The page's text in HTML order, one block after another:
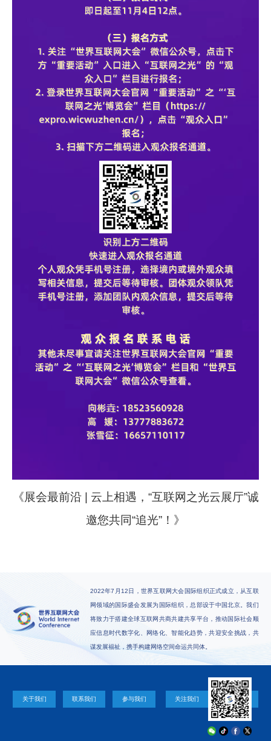
《展会最前沿 | 云上相遇，“互联网之光云展厅”诚
邀您共同“追光”！》
2022年7月12日，世界互联网大会国际组织正式成立，从互联
网领域的国际盛会发展为国际组织，总部设于中国北京。我们
将致力于搭建全球互联网共商共建共享平台，推动国际社会顺
应信息时代数字化、网络化、智能化趋势，共迎安全挑战，共
谋发展福祉，携手构建网络空间命运共同体。
关于我们 联系我们 参与我们 关注我们